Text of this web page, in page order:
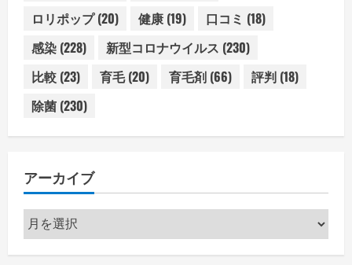
ロリポップ(20) 健康 (19) 口コミ (18)
感染 (228) 新型コロナウイルス (230)
比較 (23) 育毛(20) 育毛剤 (66) 評判 (18)
除菌 (230)
アーカイブ
ア
ー
カ